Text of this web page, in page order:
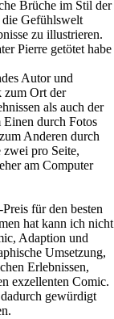
Brüche im Stil der
Gefühlswelt
zu illustrieren.
Autor und
zum Ort der
als auch der
Einen durch Fotos
Anderen durch
zwei pro Seite,
am Computer
für den besten
hat kann ich nicht
Adaption und
Umsetzung,
Erlebnissen,
exzellenten Comic.
gewürdigt